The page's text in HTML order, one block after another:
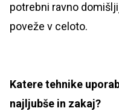
potrebni ravno
poveže v celoto.
Katere tehnike
najljubše in zakaj?